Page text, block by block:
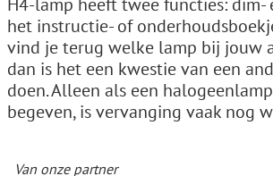
het instructie- of
vind je terug welke lamp bij jouw
dan is het een kwestie van een
doen. Alleen als een
begeven, is vervanging vaak nog
Van onze partner